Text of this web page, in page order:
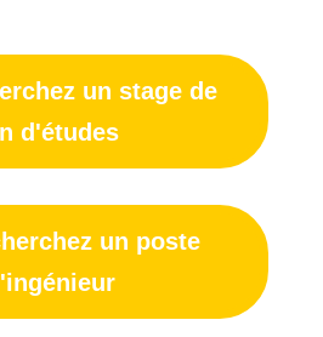
un stage de
d'études
un poste